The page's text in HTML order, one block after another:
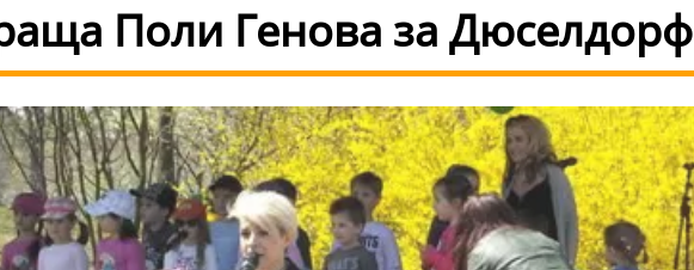
Поли Генова за Дюселдорф